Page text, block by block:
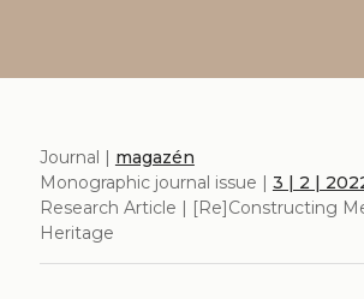
Journal | magazén
Monographic journal issue | 3 | 2 |
Research Article | [Re]Constructing
Heritage